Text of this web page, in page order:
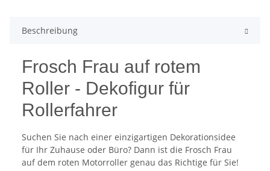
Beschreibung
Frosch Frau auf rotem
Roller - Dekofigur für
Rollerfahrer
Suchen Sie nach einer einzigartigen Dekorationsidee
für Ihr Zuhause oder Büro? Dann ist die Frosch Frau
auf dem roten Motorroller genau das Richtige für Sie!